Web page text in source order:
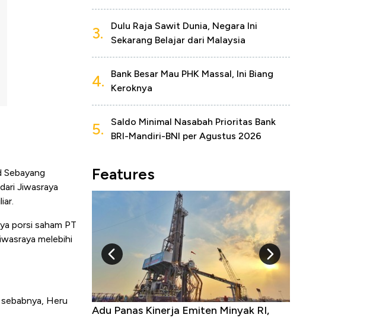
Sebayang
Jiwasraya
porsi saham PT
melebihi
Heru
3.
Dulu Raja Sawit Dunia, Negara Ini
Sekarang Belajar dari Malaysia
4.
Bank Besar Mau PHK Massal, Ini Biang
Keroknya
5.
Saldo Minimal Nasabah Prioritas Bank
BRI-Mandiri-BNI per Agustus 2026
Features
10 Provinsi dengan Tingkat